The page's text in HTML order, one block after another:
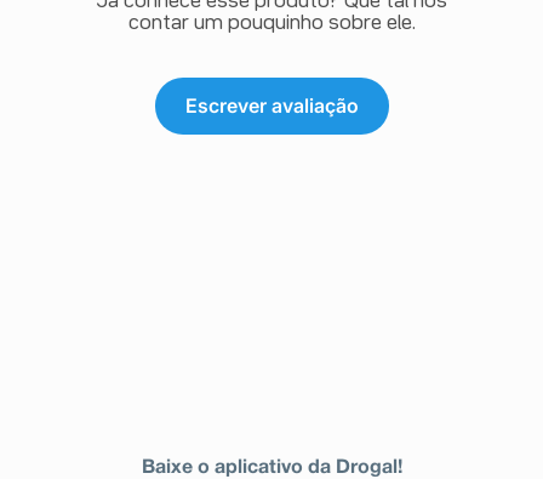
contar um pouquinho sobre ele.
Escrever avaliação
Baixe o aplicativo da Drogal!